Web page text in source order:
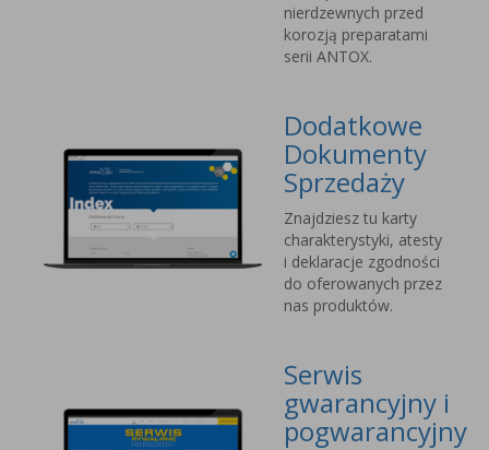
nierdzewnych przed
korozją preparatami
serii ANTOX.
Dodatkowe
Dokumenty
Sprzedaży
Znajdziesz tu karty
charakterystyki, atesty
i deklaracje zgodności
do oferowanych przez
nas produktów.
Serwis
gwarancyjny i
pogwarancyjny